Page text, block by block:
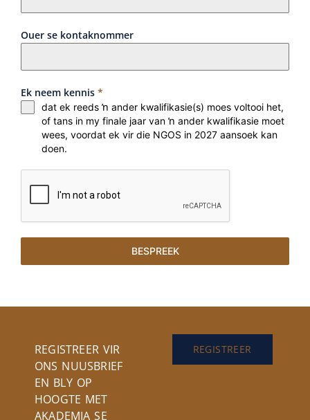
Ouer se kontaknommer
Ek neem kennis *
dat ek reeds ŉ ander kwalifikasie(s) moes voltooi het,
of tans in my finale jaar van ŉ ander kwalifikasie moet
wees, voordat ek vir die NGOS in 2027 aansoek kan
doen.
BESPREEK
REGISTREER VIR
ONS NUUSBRIEF
EN BLY OP
HOOGTE MET
AKADEMIA SE
REGISTREER